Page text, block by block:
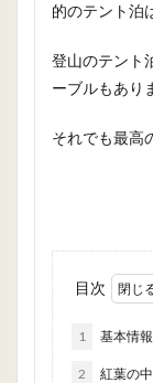
的のテント泊
登山のテント
ーブルもあり
それでも最高
目次
1 基本情報
2 紅葉の